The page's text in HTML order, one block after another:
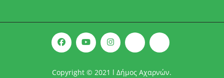
Copyright © 2021 l Δήμος Αχαρνών.